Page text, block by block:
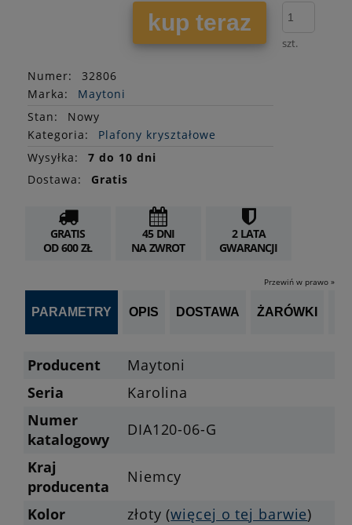
kup teraz
szt.
Numer:
32806
Marka:
Maytoni
Stan:
Nowy
Kategoria:
Plafony kryształowe
Wysyłka:
7 do 10 dni
Dostawa:
Gratis
GRATIS
OD 600 ZŁ
45 DNI
NA ZWROT
2 LATA
GWARANCJI
Przewiń w prawo »
PARAMETRY OPIS DOSTAWA ŻARÓWKI
Producent
Maytoni
Seria
Karolina
Numer
katalogowy
DIA120-06-G
Kraj
producenta
Niemcy
Kolor
złoty (więcej o tej barwie)